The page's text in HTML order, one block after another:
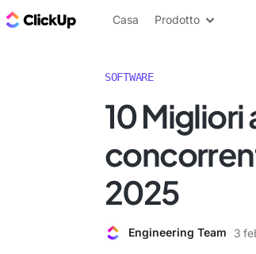
Blog di ClickUp
Casa Prodotto
SOFTWARE
10
2025
Engineering Team 3